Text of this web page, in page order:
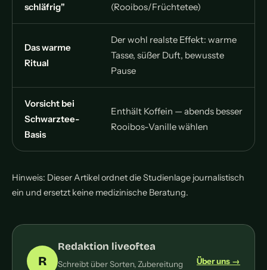
schläfrig"
(Rooibos/Früchtetee)
Das warme
Ritual
Der wohl realste Effekt: warme
Tasse, süßer Duft, bewusste
Pause
Vorsicht bei
Schwarztee-
Basis
Enthält Koffein — abends besser
Rooibos-Vanille wählen
Hinweis: Dieser Artikel ordnet die Studienlage journalistisch
ein und ersetzt keine medizinische Beratung.
R
Redaktion liveoftea
Schreibt über Sorten, Zubereitung
Über uns →